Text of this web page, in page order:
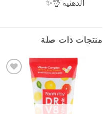
الدهنية 👌✨
منتجات ذات صلة